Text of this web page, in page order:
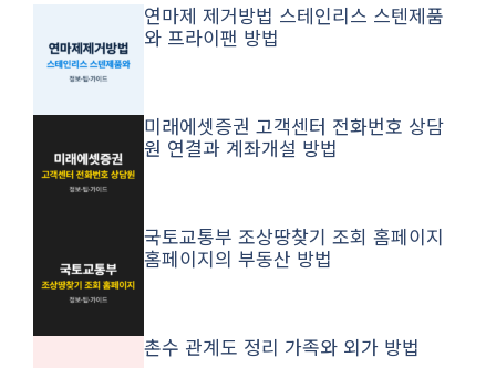
연마제 제거방법 스테인리스 스텐제품
와 프라이팬 방법
미래에셋증권 고객센터 전화번호 상담
원 연결과 계좌개설 방법
국토교통부 조상땅찾기 조회 홈페이지
홈페이지의 부동산 방법
촌수 관계도 정리 가족와 외가 방법